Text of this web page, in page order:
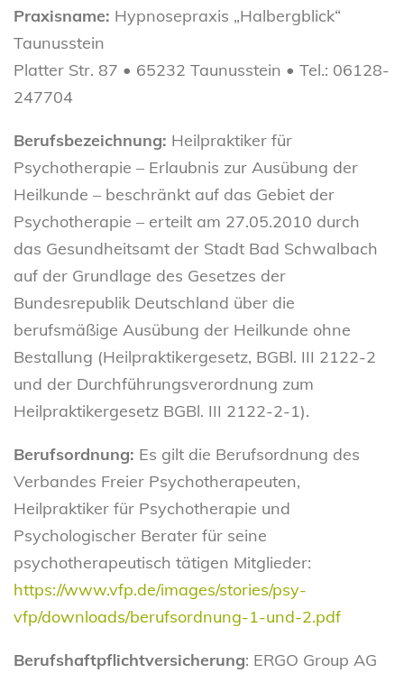
Praxisname: Hypnosepraxis „Halbergblick“
Taunusstein
Platter Str. 87 • 65232 Taunusstein • Tel.: 06128-
247704
Berufsbezeichnung: Heilpraktiker für
Psychotherapie – Erlaubnis zur Ausübung der
Heilkunde – beschränkt auf das Gebiet der
Psychotherapie – erteilt am 27.05.2010 durch
das Gesundheitsamt der Stadt Bad Schwalbach
auf der Grundlage des Gesetzes der
Bundesrepublik Deutschland über die
berufsmäßige Ausübung der Heilkunde ohne
Bestallung (Heilpraktikergesetz, BGBl. III 2122-2
und der Durchführungsverordnung zum
Heilpraktikergesetz BGBl. III 2122-2-1).
Berufsordnung: Es gilt die Berufsordnung des
Verbandes Freier Psychotherapeuten,
Heilpraktiker für Psychotherapie und
Psychologischer Berater für seine
psychotherapeutisch tätigen Mitglieder:
https://www.vfp.de/images/stories/psy-
vfp/downloads/berufsordnung-1-und-2.pdf
Berufshaftpflichtversicherung: ERGO Group AG